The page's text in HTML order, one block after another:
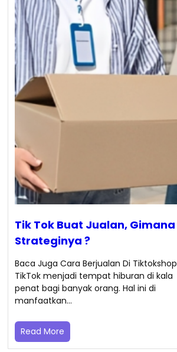
Tik Tok Buat Jualan, Gimana
Strateginya ?
Baca Juga Cara Berjualan Di Tiktokshop
TikTok menjadi tempat hiburan di kala
penat bagi banyak orang. Hal ini di
manfaatkan…
Read More